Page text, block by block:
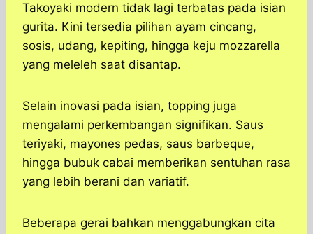
Takoyaki modern tidak lagi terbatas pada isian
gurita. Kini tersedia pilihan ayam cincang,
sosis, udang, kepiting, hingga keju mozzarella
yang meleleh saat disantap.
Selain inovasi pada isian, topping juga
mengalami perkembangan signifikan. Saus
teriyaki, mayones pedas, saus barbeque,
hingga bubuk cabai memberikan sentuhan rasa
yang lebih berani dan variatif.
Beberapa gerai bahkan menggabungkan cita